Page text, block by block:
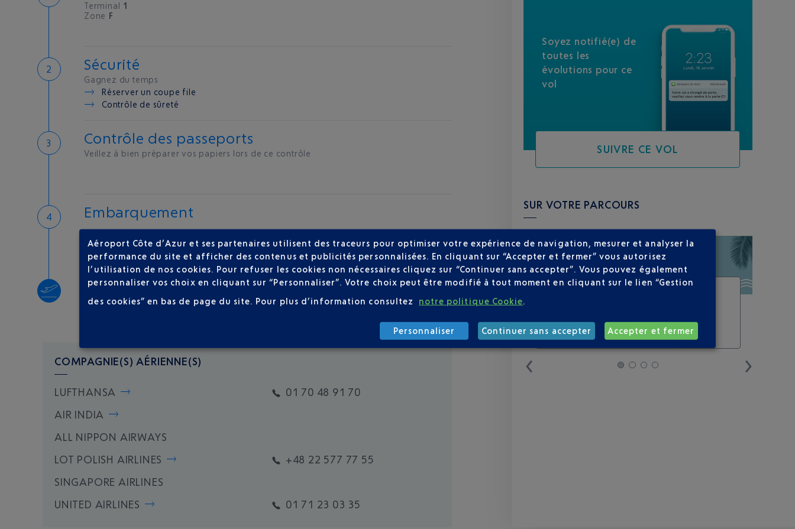
Terminal 1
Zone F
Sécurité
Gagnez du temps
Réserver un coupe file
Contrôle de sûreté
Contrôle des passeports
Veillez à bien préparer vos papiers lors de ce contrôle
Embarquement
Décollage
Type d'appareil : A320
COMPAGNIE(S) AÉRIENNE(S)
LUFTHANSA
01 70 48 91 70
AIR INDIA
ALL NIPPON AIRWAYS
LOT POLISH AIRLINES
+48 22 577 77 55
SINGAPORE AIRLINES
UNITED AIRLINES
01 71 23 03 35
Soyez notifié(e) de
toutes les
évolutions pour ce
vol
SUIVRE CE VOL
SUR VOTRE PARCOURS
SHOP & COLLECT,
faire son shopping et voyager
léger.
Aéroport Côte d’Azur et ses partenaires utilisent des traceurs pour optimiser votre expérience de navigation, mesurer et analyser la
performance du site et afficher des contenus et publicités personnalisées. En cliquant sur “Accepter et fermer” vous autorisez
l’utilisation de nos cookies. Pour refuser les cookies non nécessaires cliquez sur “Continuer sans accepter”. Vous pouvez également
personnaliser vos choix en cliquant sur “Personnaliser”. Votre choix peut être modifié à tout moment en cliquant sur le lien “Gestion
des cookies” en bas de page du site. Pour plus d’information consultez notre politique Cookie
Personnaliser Continuer sans accepter Accepter et fermer